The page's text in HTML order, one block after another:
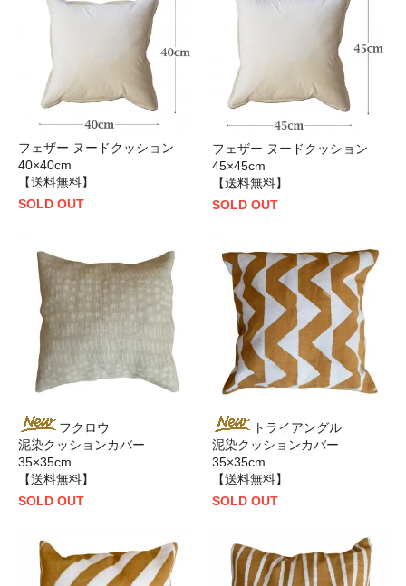
フェザー ヌードクッション
40×40cm
【送料無料】
SOLD OUT
フェザー ヌードクッション
45×45cm
【送料無料】
SOLD OUT
フクロウ
泥染クッションカバー
35×35cm
【送料無料】
SOLD OUT
トライアングル
泥染クッションカバー
35×35cm
【送料無料】
SOLD OUT